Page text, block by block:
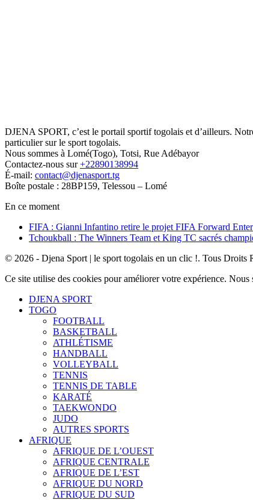
DJENA SPORT, c’est le portail sportif togolais et d’ailleurs.
particulier sur le sport togolais.
Nous sommes à Lomé(Togo), Totsi, Rue Adébayor
Contactez-nous sur+22890138994
É-mail: contact@djenasport.tg
Boîte postale : 28BP159, Telessou – Lomé
En ce moment
FIFA : Gianni Infantino retire le projet FIFA Forward
Tchoukball : The Winners Team et King TC sacrés
© 2026 - Djena Sport | le sport togolais en un clic !. Tous Droits
Ce site utilise des cookies pour améliorer votre expérience.
DJENA SPORT
TOGO
FOOTBALL
BASKETBALL
ATHLÉTISME
HANDBALL
VOLLEYBALL
TENNIS
TENNIS DE TABLE
KARATÉ
TAEKWONDO
JUDO
AUTRES SPORTS
AFRIQUE
AFRIQUE DE L’OUEST
AFRIQUE CENTRALE
AFRIQUE DE L’EST
AFRIQUE DU NORD
AFRIQUE DU SUD